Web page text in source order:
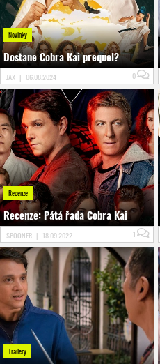
Novinky
Dostane Cobra Kai prequel?
JAX | 06.08.2024 0
Recenze
Recenze: Pátá řada Cobra Kai
SPOONER | 18.09.2022 1
Trailery